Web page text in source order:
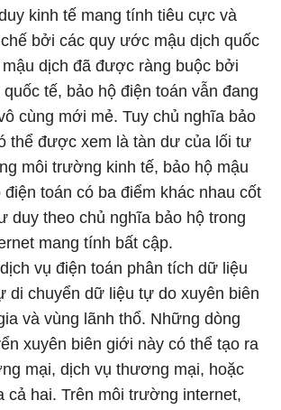
kinh tế mang tính tiêu cực và
bởi các quy ước mậu dịch quốc
dịch đã được ràng buộc bởi
tế, bảo hộ điện toán vẫn đang
cùng mới mẻ. Tuy chủ nghĩa bảo
thể được xem là tàn dư của lối tư
môi trường kinh tế, bảo hộ mậu
toán có ba điểm khác nhau cốt
duy theo chủ nghĩa bảo hộ trong
mang tính bất cập.
vụ điện toán phân tích dữ liệu
di chuyển dữ liệu tự do xuyên biên
và vùng lãnh thổ. Những dòng
xuyên biên giới này có thể tạo ra
mại, dịch vụ thương mại, hoặc
cả hai. Trên môi trường internet,